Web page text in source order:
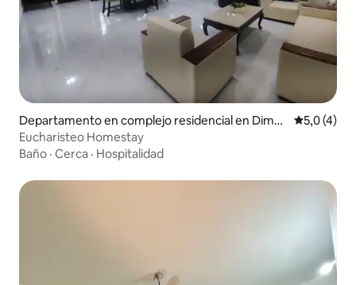
Departamento en complejo residencial en Dimap
ur
5,0 (4)
Eucharisteo Homestay
Baño · Cerca · Hospitalidad